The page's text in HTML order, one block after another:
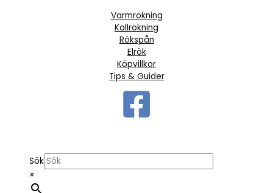
Varmrökning
Kallrökning
Rökspån
Elrök
Köpvillkor
Tips & Guider
Sök
×